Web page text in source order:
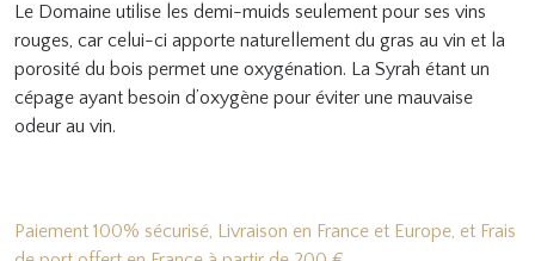
Le Domaine utilise les demi-muids seulement pour ses vins
rouges, car celui-ci apporte naturellement du gras au vin et la
porosité du bois permet une oxygénation. La Syrah étant un
cépage ayant besoin d’oxygène pour éviter une mauvaise
odeur au vin.
Paiement 100% sécurisé, Livraison en France et Europe, et Frais